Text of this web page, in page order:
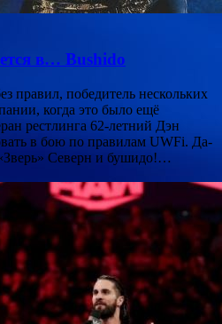
в… Bushido
правил, победитель нескольких
когда это было ещё
рестлинга 62-летний Дэн
в бою по правилам UWFi. Да-
Северн и бушидо!…